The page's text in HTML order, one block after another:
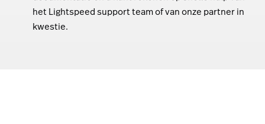
het Lightspeed support team of van onze partner in
kwestie.